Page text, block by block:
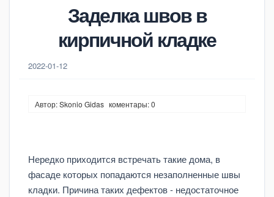
Заделка швов в
кирпичной кладке
2022-01-12
Автор: Skonio Gidas коментары: 0
Нередко приходится встречать такие дома, в
фасаде которых попадаются незаполненные швы
кладки. Причина таких дефектов - недостаточное